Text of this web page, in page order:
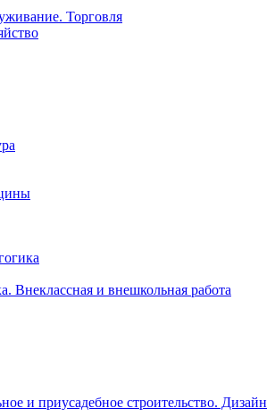
Торговля
Внеклассная и внешкольная работа
и приусадебное строительство. Дизайн